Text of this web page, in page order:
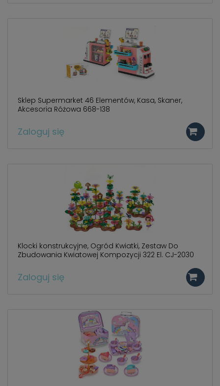
Sklep Supermarket 46 Elementów, Kasa, Skaner,
Akcesoria Różowa 668-138
Zaloguj się
Klocki konstrukcyjne, Ogród Kwiatki, Zestaw Do
Zbudowania Kwiatowej Kompozycji 322 El. CJ-2030
Zaloguj się